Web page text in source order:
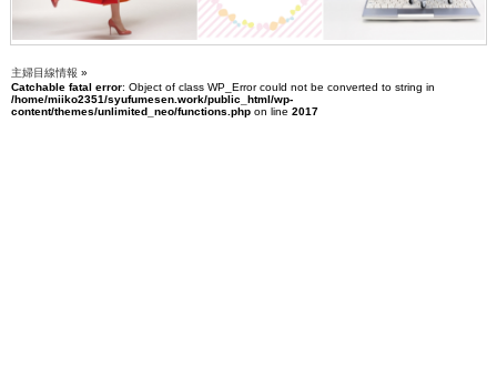
主婦目線情報 »
Catchable fatal error: Object of class WP_Error could not be converted to string in
/home/miiko2351/syufumesen.work/public_html/wp-
content/themes/unlimited_neo/functions.php on line 2017